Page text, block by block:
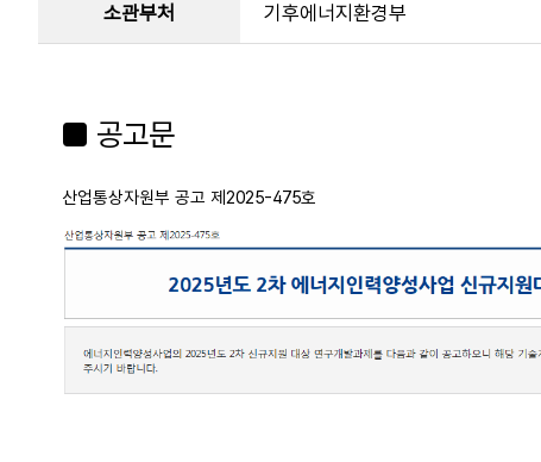
소관부처 기후에너지환경부
■ 공고문
산업통상자원부 공고 제2025-475호